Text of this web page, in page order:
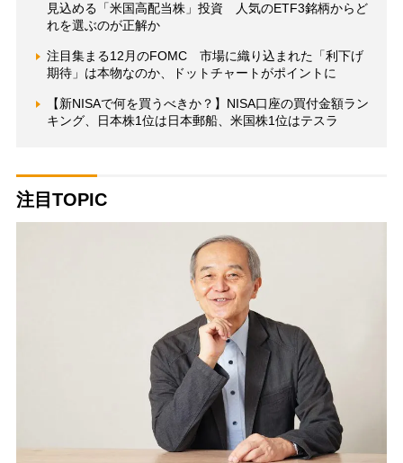
見込める「米国高配当株」投資 人気のETF3銘柄からど
れを選ぶのが正解か
注目集まる12月のFOMC 市場に織り込まれた「利下げ
期待」は本物なのか、ドットチャートがポイントに
【新NISAで何を買うべきか？】NISA口座の買付金額ラン
キング、日本株1位は日本郵船、米国株1位はテスラ
注目TOPIC